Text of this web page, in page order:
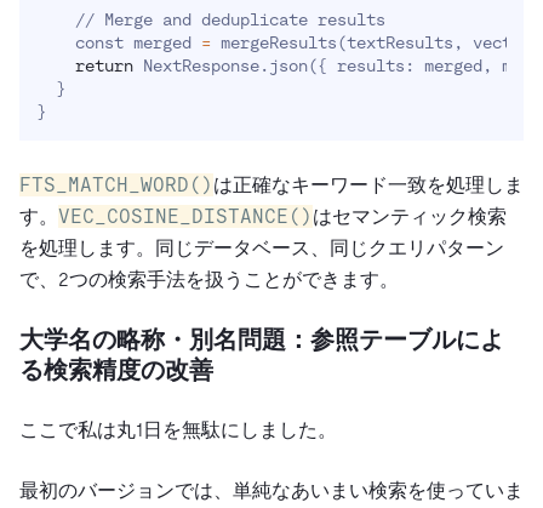
    // Merge and deduplicate results
    const merged
= mergeResults(textResults,
return NextResponse.json({ results: merged,
}
}
FTS_MATCH_WORD() は正確なキーワード一致を処理しま
す。 VEC_COSINE_DISTANCE() はセマンティック検索
を処理します。同じデータベース、同じクエリパターン
で、2つの検索手法を扱うことができます。
大学名の略称・別名問題：参照テーブルによ
る検索精度の改善
ここで私は丸1日を無駄にしました。
最初のバージョンでは、単純なあいまい検索を使っていま